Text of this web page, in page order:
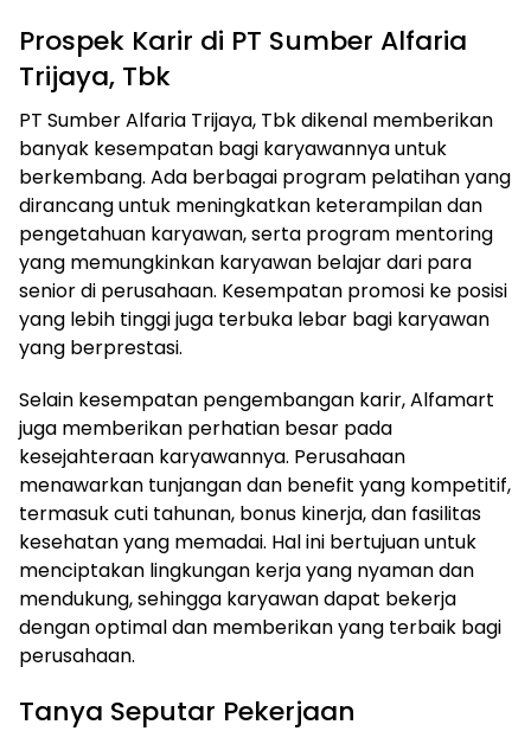
Prospek Karir di PT Sumber Alfaria
Trijaya, Tbk
PT Sumber Alfaria Trijaya, Tbk dikenal memberikan
banyak kesempatan bagi karyawannya untuk
berkembang. Ada berbagai program pelatihan yang
dirancang untuk meningkatkan keterampilan dan
pengetahuan karyawan, serta program mentoring
yang memungkinkan karyawan belajar dari para
senior di perusahaan. Kesempatan promosi ke posisi
yang lebih tinggi juga terbuka lebar bagi karyawan
yang berprestasi.
Selain kesempatan pengembangan karir, Alfamart
juga memberikan perhatian besar pada
kesejahteraan karyawannya. Perusahaan
menawarkan tunjangan dan benefit yang kompetitif,
termasuk cuti tahunan, bonus kinerja, dan fasilitas
kesehatan yang memadai. Hal ini bertujuan untuk
menciptakan lingkungan kerja yang nyaman dan
mendukung, sehingga karyawan dapat bekerja
dengan optimal dan memberikan yang terbaik bagi
perusahaan.
Tanya Seputar Pekerjaan